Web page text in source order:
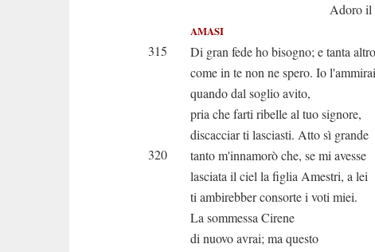
Adoro il cenno.
AMASI
315
Di gran fede ho bisogno; e tanta
come in te non ne spero. Io l'ammirai
quando dal soglio avito,
pria che farti ribelle al tuo signore,
discacciar ti lasciasti. Atto sì grande
320
tanto m'innamorò che, se mi avesse
lasciata il ciel la figlia Amestri, a lei
ti ambirebber consorte i voti miei.
La sommessa Cirene
di nuovo avrai; ma questo